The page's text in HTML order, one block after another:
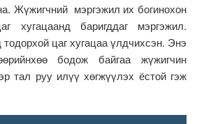
Жүжигчний мэргэжил их богинохон
хугацаанд баригддаг мэргэжил.
цаг хугацаа үлдчихсэн. Энэ
бодож байгаа жүжигчин
тал руу илүү хөгжүүлэх ёстой гэж